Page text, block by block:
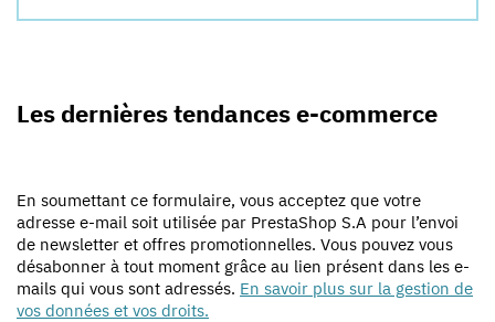
Les dernières tendances e-commerce
En soumettant ce formulaire, vous acceptez que votre
adresse e-mail soit utilisée par PrestaShop S.A pour l’envoi
de newsletter et offres promotionnelles. Vous pouvez vous
désabonner à tout moment grâce au lien présent dans les e-
mails qui vous sont adressés. En savoir plus sur la gestion de
vos données et vos droits.